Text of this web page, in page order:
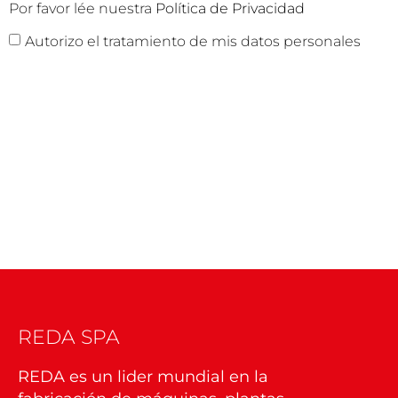
Por favor lée nuestra Política de Privacidad
Autorizo el tratamiento de mis datos personales
REDA SPA
REDA es un lider mundial en la